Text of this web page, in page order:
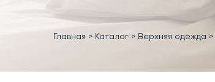
Главная > Каталог > Верхняя одежда >